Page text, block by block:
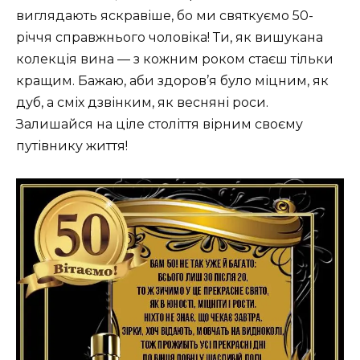
виглядають яскравіше, бо ми святкуємо 50-
річчя справжнього чоловіка! Ти, як вишукана
колекція вина — з кожним роком стаєш тільки
кращим. Бажаю, аби здоров’я було міцним, як
дуб, а сміх дзвінким, як весняні роси.
Залишайся на ціле століття вірним своєму
путівнику життя!